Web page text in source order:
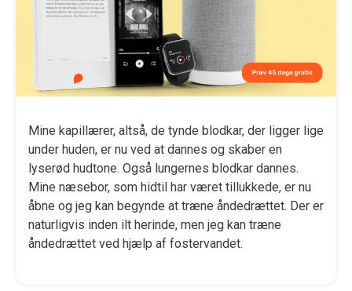
Mine kapillærer, altså, de tynde blodkar, der ligger lige
under huden, er nu ved at dannes og skaber en
lyserød hudtone. Også lungernes blodkar dannes.
Mine næsebor, som hidtil har været tillukkede, er nu
åbne og jeg kan begynde at træne åndedrættet. Der er
naturligvis inden ilt herinde, men jeg kan træne
åndedrættet ved hjælp af fostervandet.